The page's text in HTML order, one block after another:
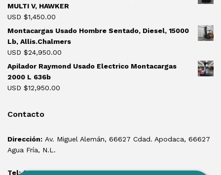
MULTI V, HAWKER
USD $1,450.00
Montacargas Usado Hombre Sentado, Diesel, 15000
Lb, Allis.Chalmers
USD $24,950.00
Apilador Raymond Usado Electrico Montacargas
2000 L 636b
USD $12,950.00
Contacto
Dirección: Av. Miguel Alemán, 66627 Cdad. Apodaca, 66627
Agua Fría, N.L.
Tel:81 1550 3100